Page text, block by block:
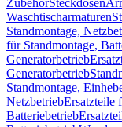
ZubehörSteckdosen
Waschtischarmaturen
Standmontage,
für Standmontage,
Generatorbetrieb
Generatorbetrieb
Standmontage,
NetzbetriebErsatzteile
Batteriebetrieb